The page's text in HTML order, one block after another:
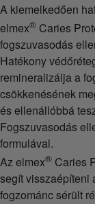
A kiemelkedően
elmex® Caries
fogszuvasodás
Hatékony
remineralizálja a
csökkenésének
és ellenállóbbá
Fogszuvasodás
formulával.
Az elmex® Caries
segít visszaépíteni
fogzománc sérült